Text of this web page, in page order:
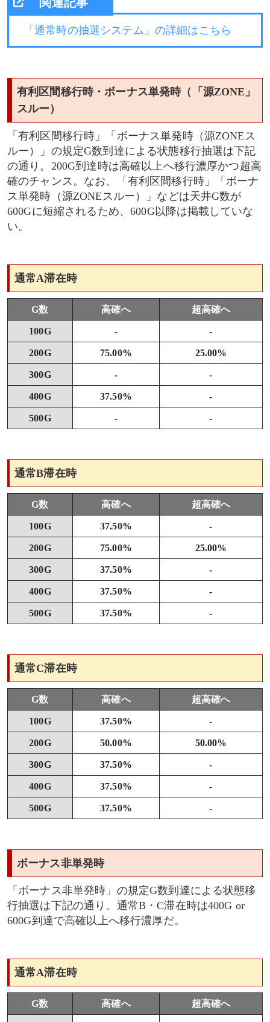
「通常時の抽選システム」の詳細はこちら
有利区間移行時・ボーナス単発時（「源ZONE」
スルー）
「有利区間移行時」「ボーナス単発時（源ZONEス
ルー）」の規定G数到達による状態移行抽選は下記
の通り。200G到達時は高確以上へ移行濃厚かつ超高
確のチャンス。なお、「有利区間移行時」「ボーナ
ス単発時（源ZONEスルー）」などは天井G数が
600Gに短縮されるため、600G以降は掲載していな
い。
通常A滞在時
G数 高確へ 超高確へ
100G - -
200G 75.00% 25.00%
300G - -
400G 37.50% -
500G - -
通常B滞在時
G数 高確へ 超高確へ
100G 37.50% -
200G 75.00% 25.00%
300G 37.50% -
400G 37.50% -
500G 37.50% -
通常C滞在時
G数 高確へ 超高確へ
100G 37.50% -
200G 50.00% 50.00%
300G 37.50% -
400G 37.50% -
500G 37.50% -
ボーナス非単発時
「ボーナス非単発時」の規定G数到達による状態移
行抽選は下記の通り。通常B・C滞在時は400G or
600G到達で高確以上へ移行濃厚だ。
通常A滞在時
G数 高確へ 超高確へ